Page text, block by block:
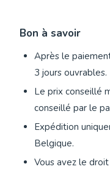
Bon à savoir
Après le
3 jours ouvrables.
Le prix conseillé
conseillé par le
Expédition
Belgique.
Vous avez le